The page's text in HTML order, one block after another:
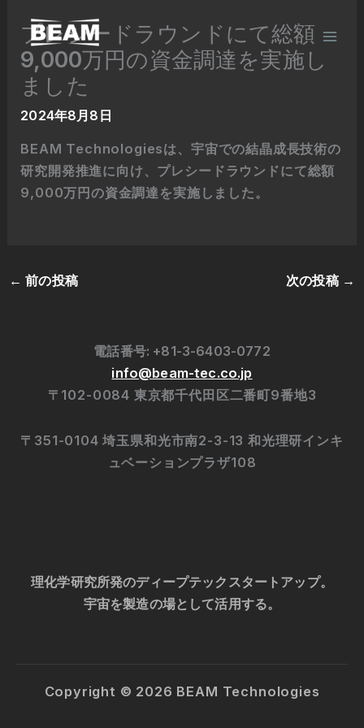
プレシードラウンドにて総額
9,000万円の資金調達を実施し
ました
2024年8月8日
BEAM Technologiesは、宇宙での結晶成長技術の
研究開発推進に向け、プレシードラウンドにて総額
9,000万円の資金調達を実施しました。
← 前の投稿 次の投稿 →
電話番号: +81-3-6403-0772
info@beam-tec.co.jp
〒102-0084 東京都千代田区二番町9番地3
〒351-0104 埼玉県和光市南2-3-13 和光理研インキ
ュベーションプラザ108
理化学研究所発のディープテックスタートアップ。
宇宙を製造の場として活用する。
Copyright © 2026 BEAM Technologies